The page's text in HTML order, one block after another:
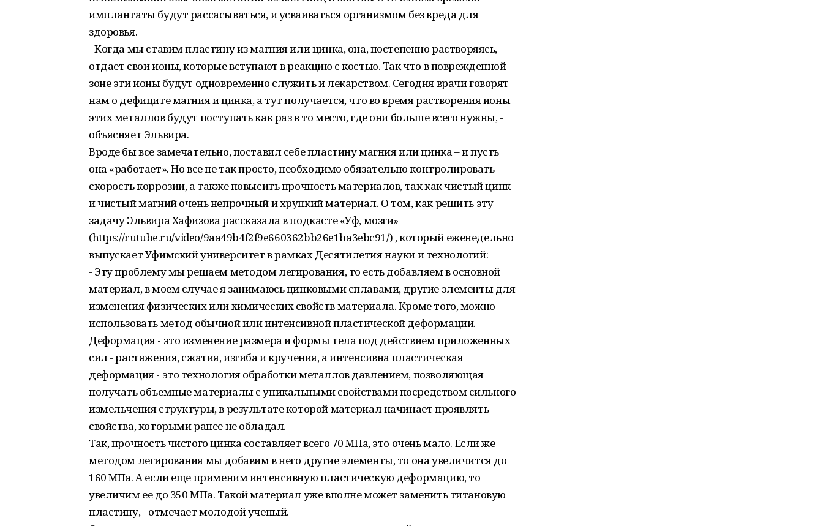
имплантаты будут рассасываться, и усваиваться организмом без вреда для
здоровья.
- Когда мы ставим пластину из магния или цинка, она, постепенно растворяясь,
отдает свои ионы, которые вступают в реакцию с костью. Так что в поврежденной
зоне эти ионы будут одновременно служить и лекарством. Сегодня врачи говорят
нам о дефиците магния и цинка, а тут получается, что во время растворения ионы
этих металлов будут поступать как раз в то место, где они больше всего нужны, -
объясняет Эльвира.
Вроде бы все замечательно, поставил себе пластину магния или цинка – и пусть
она «работает». Но все не так просто, необходимо обязательно контролировать
скорость коррозии, а также повысить прочность материалов, так как чистый цинк
и чистый магний очень непрочный и хрупкий материал. О том, как решить эту
задачу Эльвира Хафизова рассказала в подкасте «Уф, мозги»
(https://rutube.ru/video/9aa49b4f2f9e660362bb26e1ba3ebc91/) , который еженедельно
выпускает Уфимский университет в рамках Десятилетия науки и технологий:
- Эту проблему мы решаем методом легирования, то есть добавляем в основной
материал, в моем случае я занимаюсь цинковыми сплавами, другие элементы для
изменения физических или химических свойств материала. Кроме того, можно
использовать метод обычной или интенсивной пластической деформации.
Деформация - это изменение размера и формы тела под действием приложенных
сил - растяжения, сжатия, изгиба и кручения, а интенсивна пластическая
деформация - это технология обработки металлов давлением, позволяющая
получать объемные материалы с уникальными свойствами посредством сильного
измельчения структуры, в результате которой материал начинает проявлять
свойства, которыми ранее не обладал.
Так, прочность чистого цинка составляет всего 70 MПа, это очень мало. Если же
методом легирования мы добавим в него другие элементы, то она увеличится до
160 MПа. А если еще применим интенсивную пластическую деформацию, то
увеличим ее до 350 МПа. Такой материал уже вполне может заменить титановую
пластину, - отмечает молодой ученый.